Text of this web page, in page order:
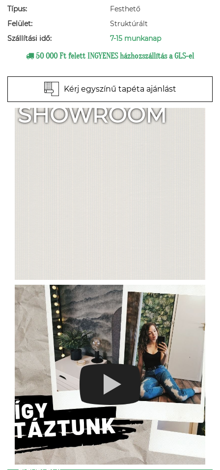
Típus:
Festhető
Felület:
Struktúrált
Szállítási idő:
7-15 munkanap
50 000 Ft felett INGYENES házhozszállítás a GLS-el
Kérj egyszínű tapéta ajánlást
SHOWROOM